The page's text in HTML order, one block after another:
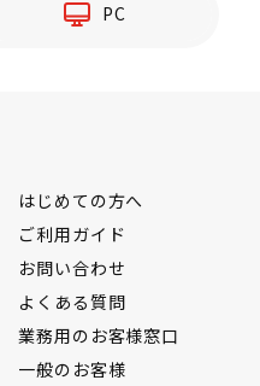
PC
はじめての方へ
ご利用ガイド
お問い合わせ
よくある質問
業務用のお客様窓口
一般のお客様